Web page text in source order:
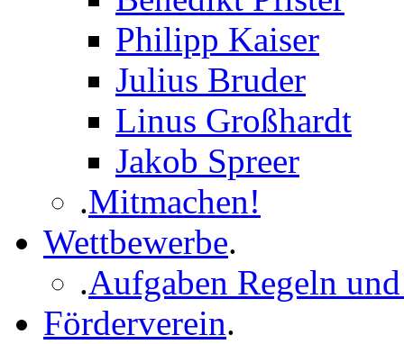
Philipp Kaiser
Julius Bruder
Linus Großhardt
Jakob Spreer
.Mitmachen!
Wettbewerbe.
.Aufgaben Regeln
Förderverein.